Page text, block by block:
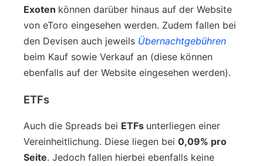
Exoten können darüber hinaus auf der Website
von eToro eingesehen werden. Zudem fallen bei
den Devisen auch jeweils Übernachtgebühren
beim Kauf sowie Verkauf an (diese können
ebenfalls auf der Website eingesehen werden).
ETFs
Auch die Spreads bei ETFs unterliegen einer
Vereinheitlichung. Diese liegen bei 0,09% pro
Seite. Jedoch fallen hierbei ebenfalls keine